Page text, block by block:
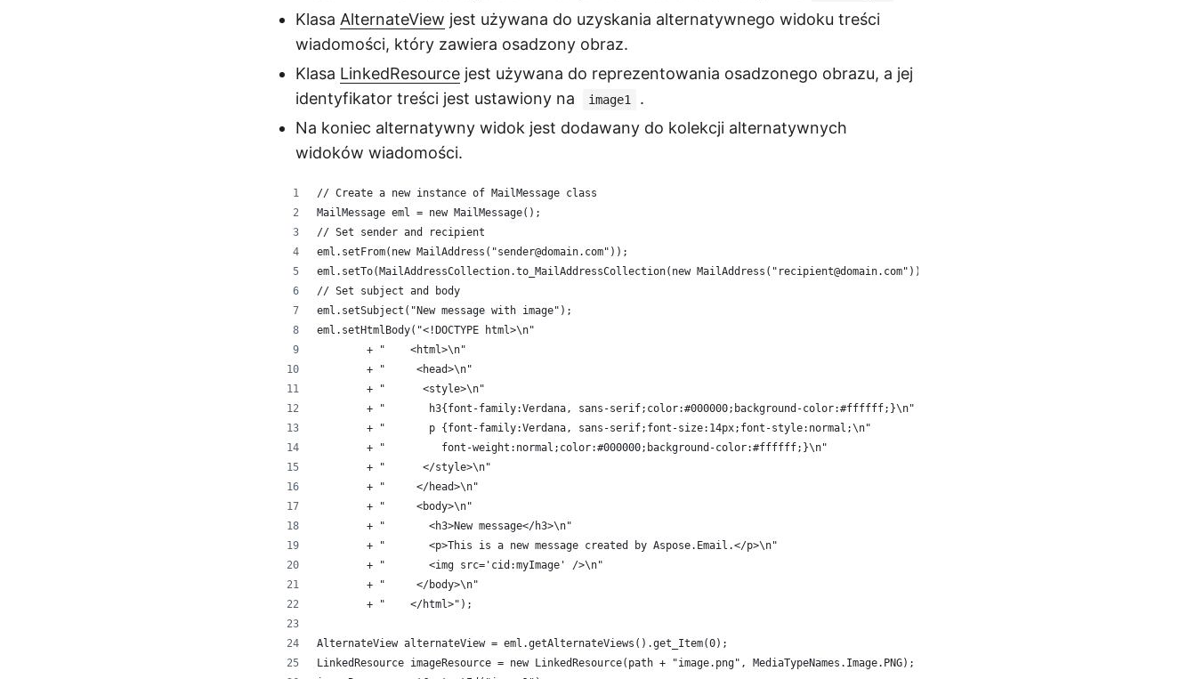
Klasa AlternateView jest używana do uzyskania alternatywnego widoku treści
wiadomości, który zawiera osadzony obraz.
Klasa LinkedResource jest używana do reprezentowania osadzonego obrazu, a jej
identyfikator treści jest ustawiony na
image1
.
Na koniec alternatywny widok jest dodawany do kolekcji alternatywnych
widoków wiadomości.
// Create a new instance of MailMessage class
MailMessage eml = new MailMessage();
// Set sender and recipient
eml.setFrom(new MailAddress("sender@domain.com"));
eml.setTo(MailAddressCollection.to_MailAddressCollection(new MailAddress("recipient@domain.com")));
// Set subject and body
eml.setSubject("New message with image");
eml.setHtmlBody("<!DOCTYPE html>\n"
        + "    <html>\n"
        + "     <head>\n"
        + "      <style>\n"
        + "       h3{font-family:Verdana, sans-serif;color:#000000;background-color:#ffffff;}\n"
        + "       p {font-family:Verdana, sans-serif;font-size:14px;font-style:normal;\n"
        + "         font-weight:normal;color:#000000;background-color:#ffffff;}\n"
        + "      </style>\n"
        + "     </head>\n"
        + "     <body>\n"
        + "       <h3>New message</h3>\n"
        + "       <p>This is a new message created by Aspose.Email.</p>\n"
        + "       <img src='cid:myImage' />\n"
        + "     </body>\n"
        + "    </html>");
AlternateView alternateView = eml.getAlternateViews().get_Item(0);
LinkedResource imageResource = new LinkedResource(path + "image.png", MediaTypeNames.Image.PNG);